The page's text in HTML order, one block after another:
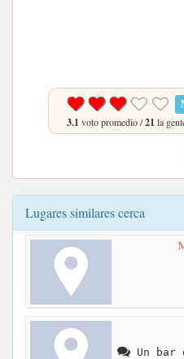
3.1 voto promedio /21 la
Lugares similares cerca
Un bar